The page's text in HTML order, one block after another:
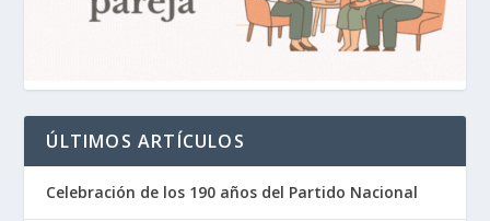
ÚLTIMOS ARTÍCULOS
Celebración de los 190 años del Partido Nacional